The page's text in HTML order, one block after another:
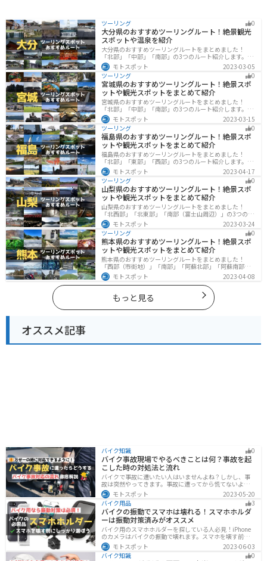
ツーリング 0
大分県のおすすめツーリングルート！絶景観光
スポットや温泉を紹介
大分県のおすすめツーリングルートをまとめました！
「北部」「中部」「南部」の3つのルート紹介します。阿
蘇の雄大な自然を満喫できるスポットや温泉を満喫する
ツーリングができます。バイクで大分県にツーリングに
行く際は参考にしてください。
モトスポット
2023-03-05
ツーリング
0
宮城県のおすすめツーリングルート！絶景スポ
ットや観光スポットをまとめて紹介
宮城県のおすすめツーリングルートをまとめました！
「北部」「中部」「南部」の3つのルート紹介します。キ
ツネ村や広大な山や滝、湖などを歴史や自然を満喫する
ツーリングができます。バイクで宮城県にツーリングに
行く際は参考にしてください。
モトスポット
2023-03-15
ツーリング
0
福島県のおすすめツーリングルート！絶景スポ
ットや観光スポットをまとめて紹介
福島県のおすすめツーリングルートをまとめました！
「北部」「東部」「西部」の3つのルート紹介します。内
陸部には山々が連なり、海岸線は太平洋に面してるので
観光スポットが多数あります。バイクで福島県にツーリ
ングに行く際は参考にしてください。
モトスポット
2023-04-17
ツーリング
0
山梨県のおすすめツーリングルート！絶景スポ
ットや観光スポットをまとめて紹介
山梨県のおすすめツーリングルートをまとめました！
「北西部」「北東部」「南部（富士山周辺）」の3つのル
ート紹介します。富士山を中心に自然豊かな景色や食事
を楽しめるスポットが多数あります。バイクで山梨県に
ツーリングに行く際は参考にしてください。
モトスポット
2023-03-24
ツーリング
0
熊本県のおすすめツーリングルート！絶景スポ
ットや観光スポットをまとめて紹介
熊本県のおすすめツーリングルートをまとめました！
「西部（市街地）」「南部」「阿蘇北部」「阿蘇南部」
の4つのルート紹介します。阿蘇山や天草諸島をはじめと
した豊かな自然や、熊本城や水前寺成趣園など歴史ある
観光スポットが多数あり、様々な楽しみ方ができます。
バイクで熊本県にツーリングに行く際は参考にしてくだ
さい。
モトスポット 2023-04-08
もっと見る
オススメ記事
バイク知識 0
バイク事故現場でやるべきことは何？事故を起
こした時の対処法と流れ
バイクで事故に遭いたい人はいませんよね？しかし、事
故は突然やってきます。事故に遭ってから慌てないよう
に対処法を知っておきましょう。自分が加害者になった
時、被害者になった時、それぞれどんな対応をすれば良
いのかまとめました。
モトスポット
2023-05-20
バイク用品
3
バイクの振動でスマホは壊れる！スマホホルダ
ーは振動対策済みがオススメ
バイク用のスマホホルダーを探している人必見！iPhone
のカメラはバイクの振動で壊れます。スマホを壊す前
に、振動対策がされたスマホホルダーを使うようにしま
しょう。カメラを壊さないための4つの方法とオススメの
スマホホルダーを紹介します。
モトスポット
2023-06-03
バイク知識
0